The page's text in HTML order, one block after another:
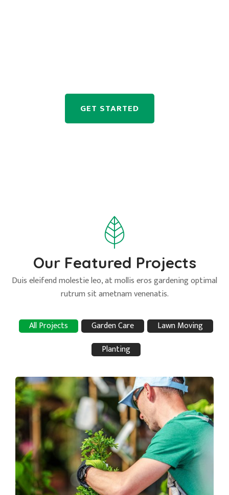
GET STARTED
Our Featured Projects
Duis eleifend molestie leo, at mollis eros gardening optimal
rutrum sit ametnam venenatis.
All Projects Garden Care
Lawn Moving
Planting
LAWN RENOVATION
Garden Care